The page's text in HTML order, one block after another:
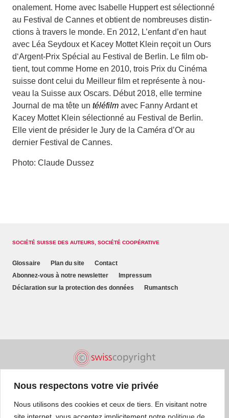
Nous respectons votre vie privée
Nous utilisons des cookies et ceux de tiers. En visitant notre
onalement. Home avec Isabelle Huppert est sélectionné
au Festival de Cannes et obtient de nombreuses distin­
ctions à travers le monde. En 2012, L’enfant d’en haut
avec Léa Seydoux et Kacey Mottet Klein reçoit un Ours
d‘Argent-Prix Spécial au Festival de Berlin. Le film ob­
tient, tout comme Home en 2010, trois Prix du Cinéma
suisse dont celui du Meilleur film et représente à nou­
veau la Suisse aux Oscars. Début 2018, elle termine
Jour­nal de ma tête un téléfilm avec Fanny Ardant et
Kacey Mottet Klein sélectionné au Festival de Berlin.
Elle vient de présider le Jury de la Caméra d’Or au
dernier Festival de Cannes.
Photo: Claude Dussez
SOCIÉTÉ SUISSE DES AUTEURS, SOCIÉTÉ COOPÉRATIVE
Glossaire Plan du site
Contact
Abonnez-vous à notre newsletter
Impressum
Déclaration sur la protection des données
Rumantsch